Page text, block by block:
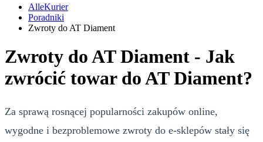
AlleKurier
Poradniki
Zwroty do AT Diament
Zwroty do AT Diament - Jak
zwrócić towar do AT Diament?
Za sprawą rosnącej popularności zakupów online,
wygodne i bezproblemowe zwroty do e-sklepów stały się